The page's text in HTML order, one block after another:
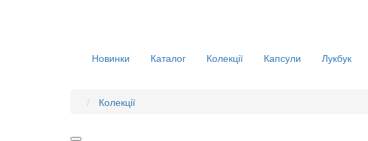
Новинки Каталог Колекції Капсули Лукбук
Колекції